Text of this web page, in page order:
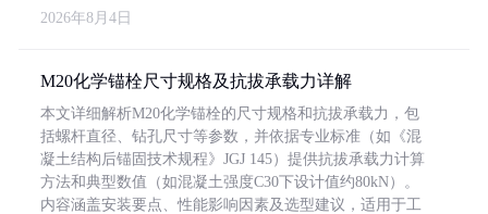
2026年8月4日
M20化学锚栓尺寸规格及抗拔承载力详解
本文详细解析M20化学锚栓的尺寸规格和抗拔承载力，包
括螺杆直径、钻孔尺寸等参数，并依据专业标准（如《混
凝土结构后锚固技术规程》JGJ 145）提供抗拔承载力计算
方法和典型数值（如混凝土强度C30下设计值约80kN）。
内容涵盖安装要点、性能影响因素及选型建议，适用于工